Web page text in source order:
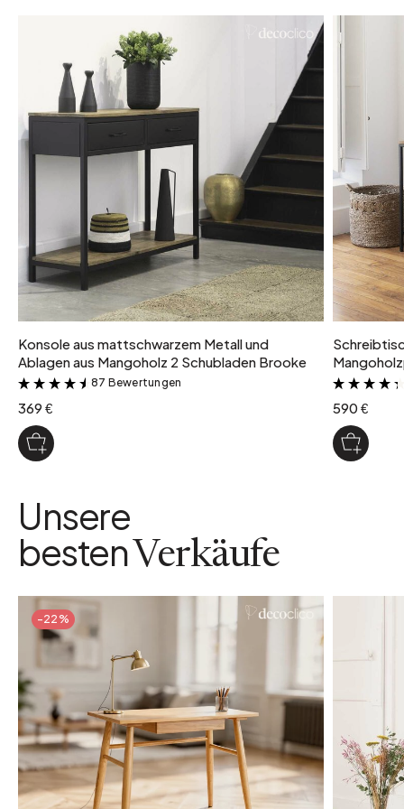
Schwarz und Braun
Konsole aus mattschwarzem Metall und
Ablagen aus Mangoholz 2 Schubladen Brooke
&
87 Bewertungen
369 € 590 €
Unsere
bestenVerkäufe
-22%